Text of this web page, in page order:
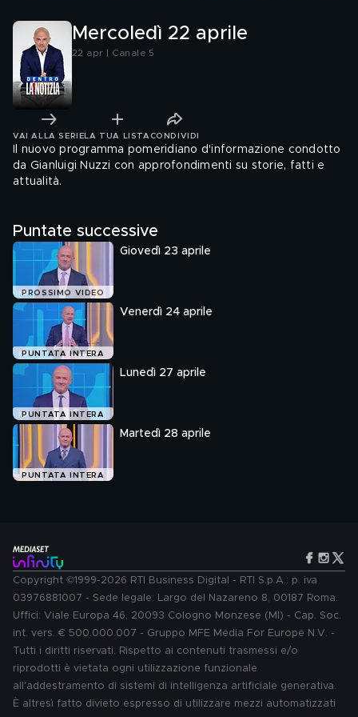
Mercoledì 22 aprile
22 apr | Canale 5
VAI ALLA SERIE LA TUA LISTA CONDIVIDI
Il nuovo programma pomeridiano d'informazione condotto
da Gianluigi Nuzzi con approfondimenti su storie, fatti e
attualità.
Puntate successive
PROSSIMO VIDEO
Giovedì 23 aprile
PUNTATA INTERA
Venerdì 24 aprile
PUNTATA INTERA
Lunedì 27 aprile
PUNTATA INTERA
Martedì 28 aprile
Copyright ©1999-2026 RTI Business Digital - RTI S.p.A.: p. iva
03976881007 - Sede legale: Largo del Nazareno 8, 00187 Roma.
Uffici: Viale Europa 46, 20093 Cologno Monzese (MI) - Cap. Soc.
int. vers. € 500.000.007 - Gruppo MFE Media For Europe N.V. -
Tutti i diritti riservati. Rispetto ai contenuti trasmessi e/o
riprodotti è vietata ogni utilizzazione funzionale
all'addestramento di sistemi di intelligenza artificiale generativa.
È altresì fatto divieto espresso di utilizzare mezzi automatizzati